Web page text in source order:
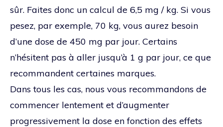
sûr. Faites donc un calcul de 6,5 mg / kg. Si vous
pesez, par exemple, 70 kg, vous aurez besoin
d’une dose de 450 mg par jour. Certains
n’hésitent pas à aller jusqu’à 1 g par jour, ce que
recommandent certaines marques.
Dans tous les cas, nous vous recommandons de
commencer lentement et d’augmenter
progressivement la dose en fonction des effets